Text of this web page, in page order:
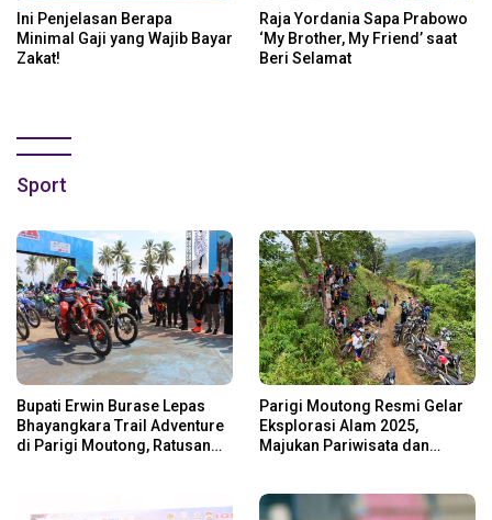
Ini Penjelasan Berapa
Minimal Gaji yang Wajib Bayar
Zakat!
Raja Yordania Sapa Prabowo
‘My Brother, My Friend’ saat
Beri Selamat
Sport
Bupati Erwin Burase Lepas
Bhayangkara Trail Adventure
di Parigi Moutong, Ratusan
Parigi Moutong Resmi Gelar
Eksplorasi Alam 2025,
Majukan Pariwisata dan